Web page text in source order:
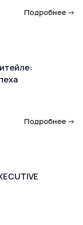
Подробнее →
Подробнее →